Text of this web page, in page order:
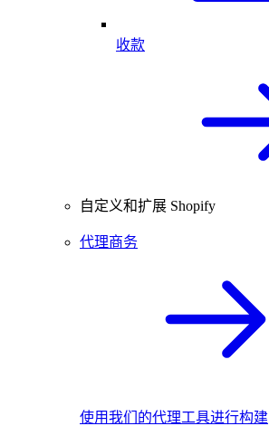
收款
自定义和扩展 Shopify
代理商务
使用我们的代理工具进行构建